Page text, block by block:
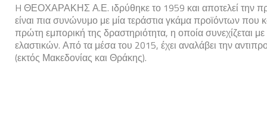
H ΘΕΟΧΑΡΑΚΗΣ Α.Ε. ιδρύθηκε το 1959 και αποτελεί την
είναι πια συνώνυμο με μία τεράστια γκάμα προϊόντων
πρώτη εμπορική της δραστηριότητα, η οποία συνεχίζεται
ελαστικών. Από τα μέσα του 2015, έχει αναλάβει την
(εκτός Μακεδονίας και Θράκης).